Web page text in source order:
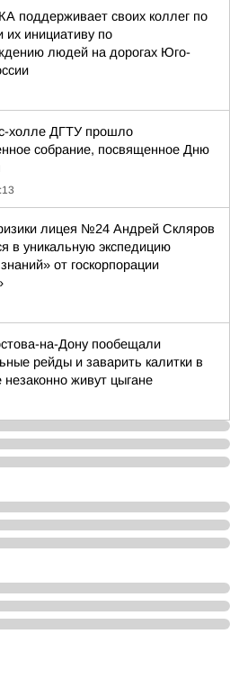
поддерживает своих коллег по
инициативу по
людей на дорогах Юго-
холле ДГТУ прошло
собрание, посвященное Дню
лицея №24 Андрей Скляров
в уникальную экспедицию
от госкорпорации
на-Дону пообещали
рейды и заварить калитки в
незаконно живут цыгане